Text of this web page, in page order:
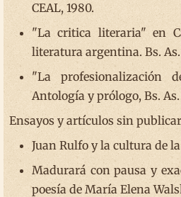
CEAL, 1980.
"La critica literaria" en
literatura argentina. Bs. As.
"La profesionalización
Antología y prólogo, Bs. As.
Ensayos y artículos sin
Juan Rulfo y la cultura de
Madurará con pausa y
poesía de María Elena